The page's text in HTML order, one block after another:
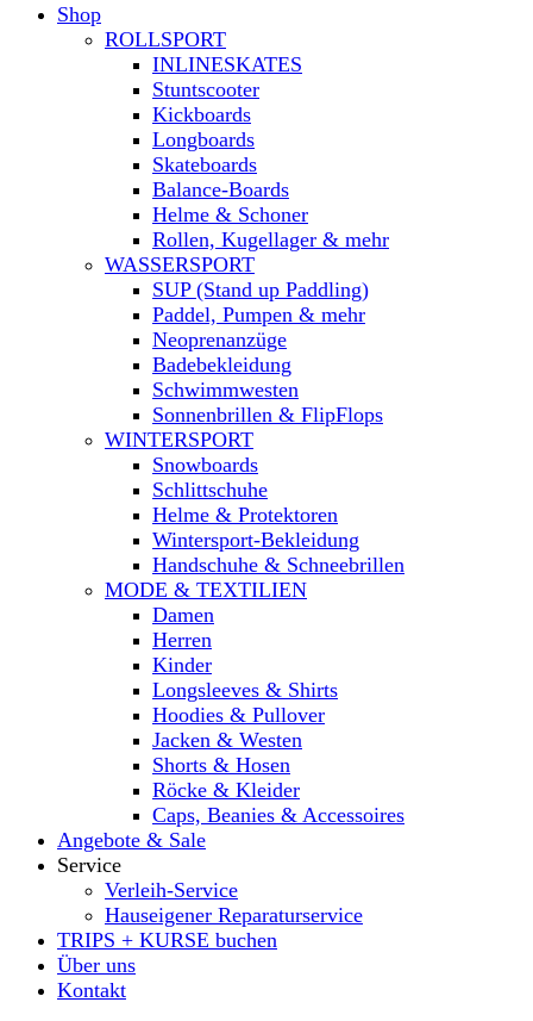
Shop
ROLLSPORT
INLINESKATES
Stuntscooter
Kickboards
Longboards
Skateboards
Balance-Boards
Helme & Schoner
Rollen, Kugellager & mehr
WASSERSPORT
SUP (Stand up Paddling)
Paddel, Pumpen & mehr
Neoprenanzüge
Badebekleidung
Schwimmwesten
Sonnenbrillen & FlipFlops
WINTERSPORT
Snowboards
Schlittschuhe
Helme & Protektoren
Wintersport-Bekleidung
Handschuhe & Schneebrillen
MODE & TEXTILIEN
Damen
Herren
Kinder
Longsleeves & Shirts
Hoodies & Pullover
Jacken & Westen
Shorts & Hosen
Röcke & Kleider
Caps, Beanies & Accessoires
Angebote & Sale
Service
Verleih-Service
Hauseigener Reparaturservice
TRIPS + KURSE buchen
Über uns
Kontakt